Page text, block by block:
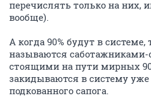
перечислять только на них,
вообще).
А когда 90% будут в системе,
называются
стоящими на пути мирных
закидываются в систему
подкованного сапога.